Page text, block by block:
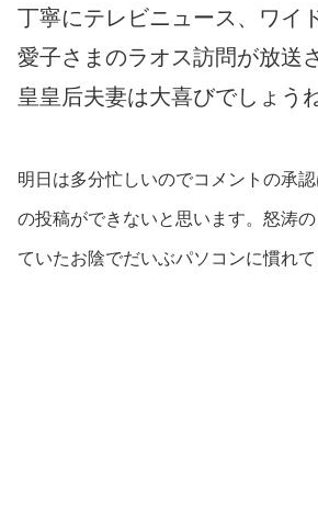
丁寧にテレビニュース、ワイ
愛子さまのラオス訪問が放送
皇皇后夫妻は大喜びでしょうね
明日は多分忙しいのでコメントの承
の投稿ができないと思います。怒涛
ていたお陰でだいぶパソコンに慣れ